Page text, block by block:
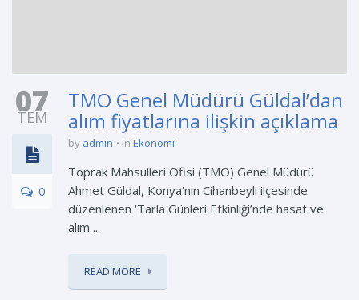
07
TEM
0
TMO Genel Müdürü Güldal’dan
alım fiyatlarına ilişkin açıklama
by admin in Ekonomi
Toprak Mahsulleri Ofisi (TMO) Genel Müdürü
Ahmet Güldal, Konya'nın Cihanbeyli ilçesinde
düzenlenen ‘Tarla Günleri Etkinliği’nde hasat ve
alım ...
READ MORE